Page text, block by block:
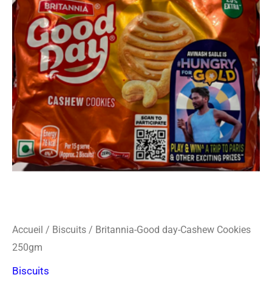
k
r
a
m
s
-
c
a
r
d
Accueil / Biscuits / Britannia-Good day-Cashew Cookies
250gm
Biscuits